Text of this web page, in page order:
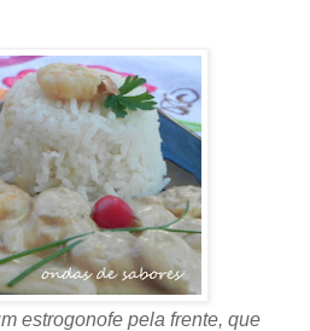
estrogonofe pela frente, que